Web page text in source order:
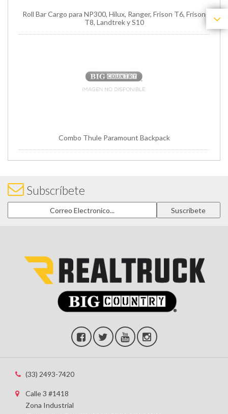
Roll Bar Cargo para NP300, Hilux, Ranger, Frison T6, Frison
T8, Landtrek y S10
Combo Thule Paramount Backpack
Subscríbete
(33) 2493-7420
Calle 3 #1418
Zona Industrial